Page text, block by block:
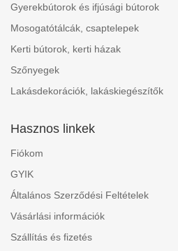
Gyerekbútorok és ifjúsági bútorok
Mosogatótálcák, csaptelepek
Kerti bútorok, kerti házak
Szőnyegek
Lakásdekorációk, lakáskiegészítők
Hasznos linkek
Fiókom
GYIK
Általános Szerződési Feltételek
Vásárlási információk
Szállítás és fizetés